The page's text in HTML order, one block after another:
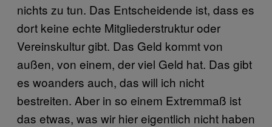
nichts zu tun. Das Entscheidende ist, dass es
dort keine echte Mitgliederstruktur oder
Vereinskultur gibt. Das Geld kommt von
außen, von einem, der viel Geld hat. Das gibt
es woanders auch, das will ich nicht
bestreiten. Aber in so einem Extremmaß ist
das etwas, was wir hier eigentlich nicht haben